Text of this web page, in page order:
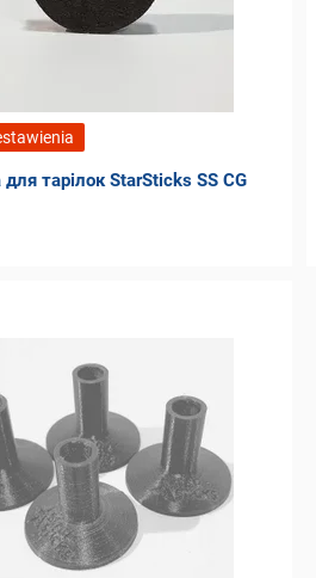
тарілок StarSticks SS CG